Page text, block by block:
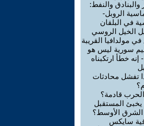
والبنادق والنفط:
الروبل-
في البلقان
الخيل الروسي
مولدافيا القريبة
سورية ليس هو
إنه خطأ ارتكبناه
تفشل محادثات
قادمة؟
يخبئ المستقبل
الشرق الأوسط؟
سايكس